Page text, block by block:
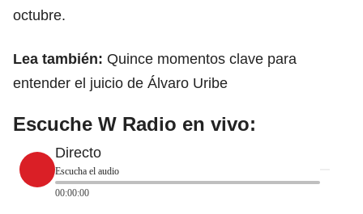
octubre.
Lea también: Quince momentos clave para
entender el juicio de Álvaro Uribe
Escuche W Radio en vivo:
Directo
Escucha el audio
00:00:00